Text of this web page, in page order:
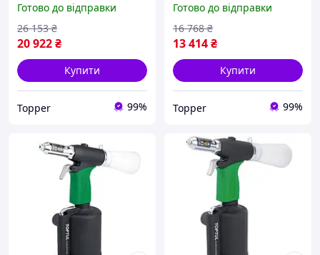
TOPTUL 3.0-6.4 мм
KARA0306
Готово до відправки
20 922₴
26 153 ₴
Купити
Topper 99%
Готово до відправки
13 414₴
16 768 ₴
Купити
Topper 99%